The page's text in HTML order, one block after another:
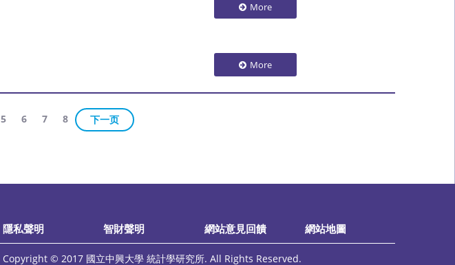
More
More
5 6 7 8 下一页
隱私聲明 智財聲明 網站意見回饋 網站地圖
Copyright © 2017 國立中興大學 統計學研究所. All Rights Reserved.